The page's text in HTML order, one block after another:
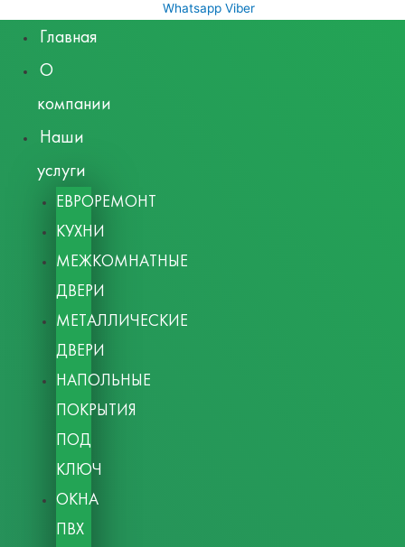
Whatsapp Viber
Главная
О
компании
Наши
услуги
ЕВРОРЕМОНТ
КУХНИ
МЕЖКОМНАТНЫЕ
ДВЕРИ
МЕТАЛЛИЧЕСКИЕ
ДВЕРИ
НАПОЛЬНЫЕ
ПОКРЫТИЯ
ПОД
КЛЮЧ
ОКНА
ПВХ